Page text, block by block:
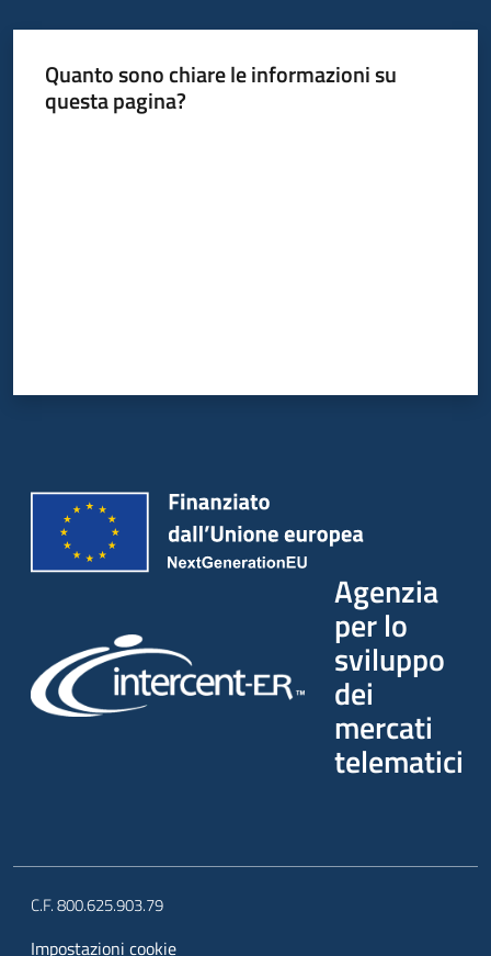
Quanto sono chiare le informazioni su
questa pagina?
Agenzia
per lo
sviluppo
dei
mercati
telematici
C.F. 800.625.903.79
Impostazioni cookie